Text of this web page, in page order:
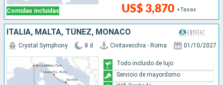
Comidas incluidas US$ 3,870 +Tasas
ITALIA, MALTA, TÚNEZ, MONACO
Crystal Symphony 8 d Civitavecchia - Roma 01/10/2027
Todo incluido de lujo
Servicio de mayordomo